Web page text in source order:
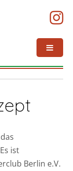
ist
Berlin e.V.